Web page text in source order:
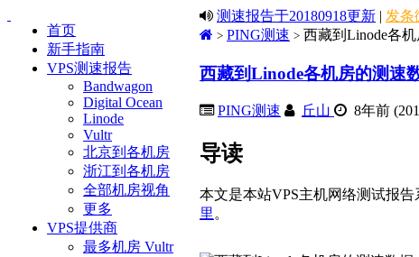
首页
新手指南
VPS测速报告
Bandwagon
Digital Ocean
Linode
Vultr
北京到各机房
浙江到各机房
全部机房视角
更多
VPS提供商
最多机房 Vultr
测速报告于20180918更新 | 发条
> PING测速 > 西藏到Linode各机
西藏到Linode各机房的测速
PING测速 丘山 8年前
导读
本文是本站VPS主机网络测试报
里 。